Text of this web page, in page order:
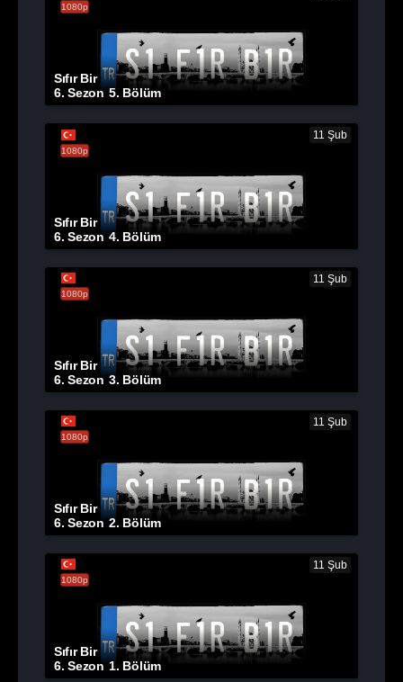
1080p
Sıfır Bir
6. Sezon 5. Bölüm
1080p
11 Şub
Sıfır Bir
6. Sezon4. Bölüm
1080p
11 Şub
Sıfır Bir
6. Sezon 3. Bölüm
1080p
11 Şub
Sıfır Bir
6. Sezon 2. Bölüm
1080p
11 Şub
Sıfır Bir
6. Sezon 1. Bölüm